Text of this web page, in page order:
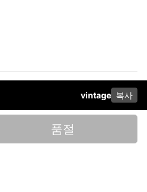
vintage 복사
품절
보 처리방침사업자 정보다운로드